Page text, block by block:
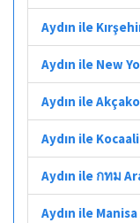
Aydın ile
Aydın ile New
Aydın ile
Aydın ile
Aydın ile กทม
Aydın ile